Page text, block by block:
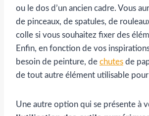
ou le dos d’un ancien cadre. Vous
de pinceaux, de spatules, de
colle si vous souhaitez fixer des
Enfin, en fonction de vos
besoin de peinture, de chutes de
de tout autre élément utilisable pour
Une autre option qui se présente à